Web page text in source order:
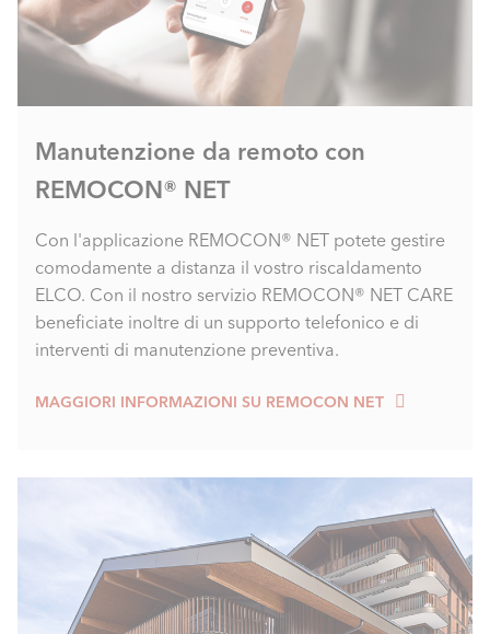
Manutenzione da remoto con
REMOCON® NET
Con l'applicazione REMOCON® NET potete gestire
comodamente a distanza il vostro riscaldamento
ELCO. Con il nostro servizio REMOCON® NET CARE
beneficiate inoltre di un supporto telefonico e di
interventi di manutenzione preventiva.
MAGGIORI INFORMAZIONI SU REMOCON NET